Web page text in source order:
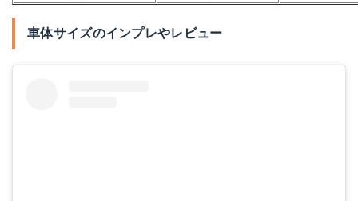
車体サイズのインプレやレビュー